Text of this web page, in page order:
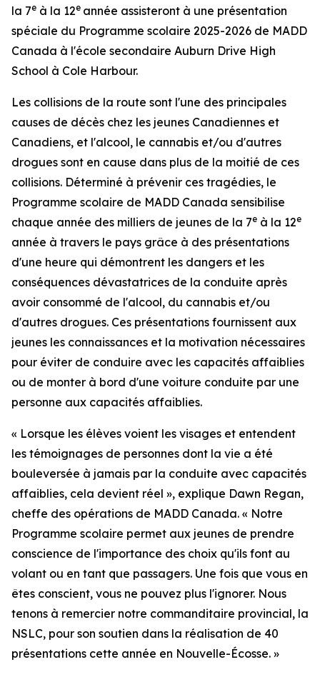
la 7e à la 12e année assisteront à une présentation
spéciale du Programme scolaire 2025-2026 de MADD
Canada à l'école secondaire Auburn Drive High
School à Cole Harbour.
Les collisions de la route sont l'une des principales
causes de décès chez les jeunes Canadiennes et
Canadiens, et l'alcool, le cannabis et/ou d'autres
drogues sont en cause dans plus de la moitié de ces
collisions. Déterminé à prévenir ces tragédies, le
Programme scolaire de MADD Canada sensibilise
chaque année des milliers de jeunes de la 7e à la 12e
année à travers le pays grâce à des présentations
d'une heure qui démontrent les dangers et les
conséquences dévastatrices de la conduite après
avoir consommé de l'alcool, du cannabis et/ou
d'autres drogues. Ces présentations fournissent aux
jeunes les connaissances et la motivation nécessaires
pour éviter de conduire avec les capacités affaiblies
ou de monter à bord d'une voiture conduite par une
personne aux capacités affaiblies.
« Lorsque les élèves voient les visages et entendent
les témoignages de personnes dont la vie a été
bouleversée à jamais par la conduite avec capacités
affaiblies, cela devient réel », explique Dawn Regan,
cheffe des opérations de MADD Canada. « Notre
Programme scolaire permet aux jeunes de prendre
conscience de l'importance des choix qu'ils font au
volant ou en tant que passagers. Une fois que vous en
êtes conscient, vous ne pouvez plus l'ignorer. Nous
tenons à remercier notre commanditaire provincial, la
NSLC, pour son soutien dans la réalisation de 40
présentations cette année en Nouvelle-Écosse. »